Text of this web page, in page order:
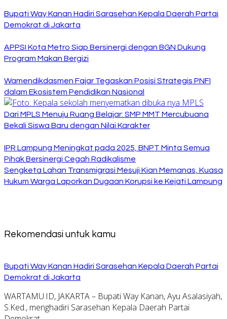
Bupati Way Kanan Hadiri Sarasehan Kepala Daerah Partai
Demokrat di Jakarta
APPSI Kota Metro Siap Bersinergi dengan BGN Dukung
Program Makan Bergizi
Wamendikdasmen Fajar Tegaskan Posisi Strategis PNFI
dalam Ekosistem Pendidikan Nasional
Dari MPLS Menuju Ruang Belajar: SMP MMT Mercubuana
Bekali Siswa Baru dengan Nilai Karakter
IPR Lampung Meningkat pada 2025, BNPT Minta Semua
Pihak Bersinergi Cegah Radikalisme
Sengketa Lahan Transmigrasi Mesuji Kian Memanas, Kuasa
Hukum Warga Laporkan Dugaan Korupsi ke Kejati Lampung
Rekomendasi untuk kamu
Bupati Way Kanan Hadiri Sarasehan Kepala Daerah Partai
Demokrat di Jakarta
WARTAMU.ID, JAKARTA – Bupati Way Kanan, Ayu Asalasiyah,
S.Ked., menghadiri Sarasehan Kepala Daerah Partai